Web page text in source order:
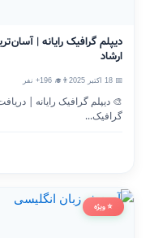
دیپلم گرافیک رایانه |
ارشاد
📅 18 اکتبر 2025 👨‍🎓 196+ نفر
🎨 دیپلم گرافیک رایانه |
گرافیک...
⭐ ویژه